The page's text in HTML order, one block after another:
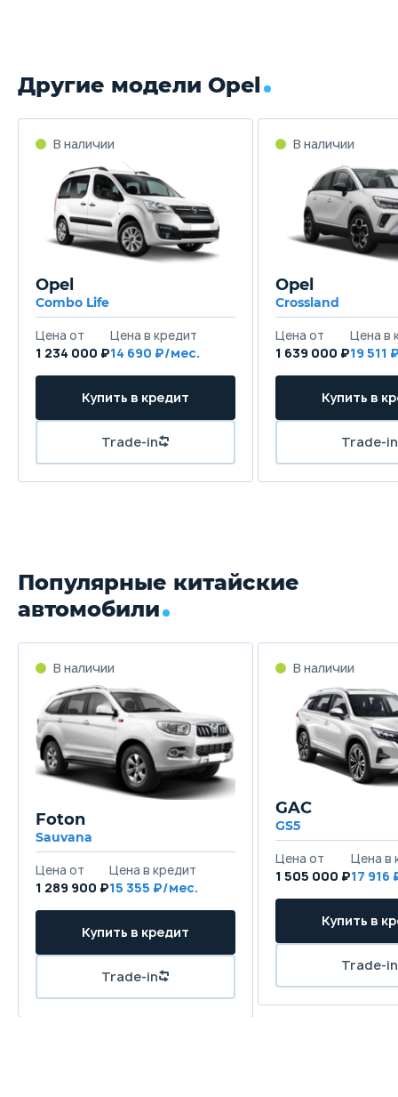
Другие модели Opel
Opel
Combo Life
1 234 000 ₽14 690
Opel
Crossland
1 639 000 ₽19 511
Популярные китайские
автомобили
Foton
Sauvana
1 289 900 ₽15 355
GAC
GS5
1 505 000 ₽17 916